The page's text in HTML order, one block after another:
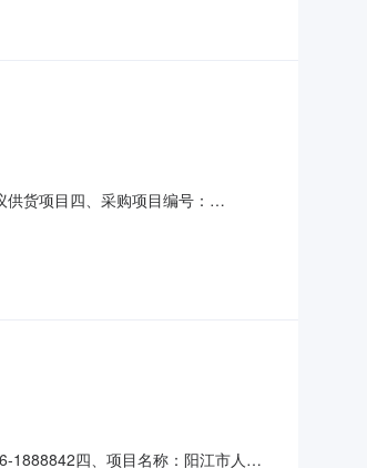
货项目四、采购项目编号：
委员会联系人：付振坤联系电话：
1888842四、项目名称：阳江市人民